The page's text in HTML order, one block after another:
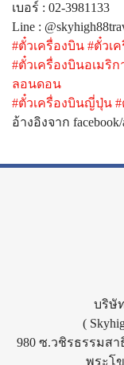
เบอร์ : 02-3981133
Line :
#ตั๋วเครื่องบิน #ตั๋วเ
#ตั๋วเครื่องบินอเมริก
ลอนดอน
#ตั๋วเครื่องบินญี่ปุ่น
อ้างอิงจาก facebook/
บริษั
(
980 ซ.วชิรธรรมสา
พระโ